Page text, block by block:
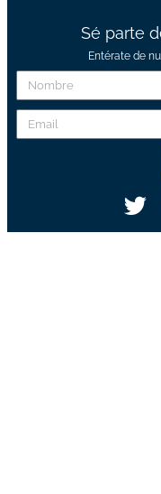
Sé parte
Entérate de